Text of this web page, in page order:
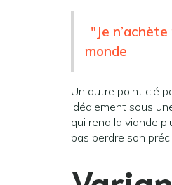
"Je
monde
Un autre point clé
idéalement sous
qui rend la viande
pas perdre son